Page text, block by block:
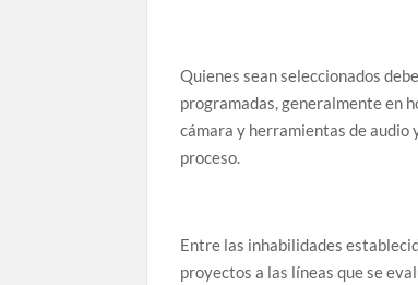
Quienes sean seleccionados
programadas, generalmente en
cámara y herramientas de audio
proceso.
Entre las inhabilidades
proyectos a las líneas que se